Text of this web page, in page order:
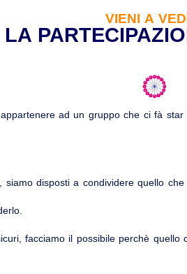
VIENI A
LA
ad un gruppo che ci fà
siamo disposti a condividere quello
facciamo il possibile perchè